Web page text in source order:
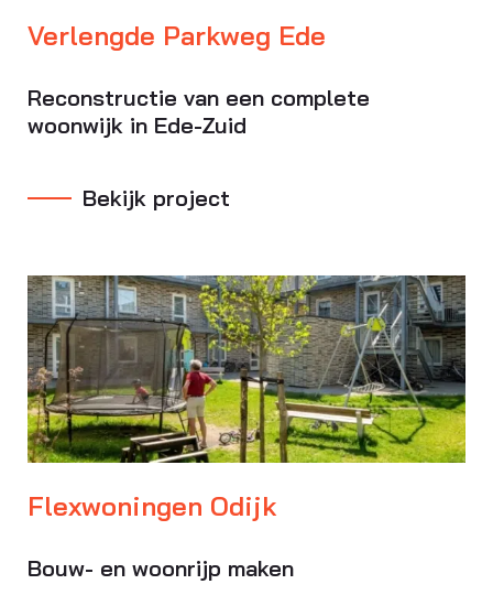
Verlengde Parkweg Ede
Reconstructie van een complete
woonwijk in Ede-Zuid
Bekijk project
Flexwoningen Odijk
Bouw- en woonrijp maken